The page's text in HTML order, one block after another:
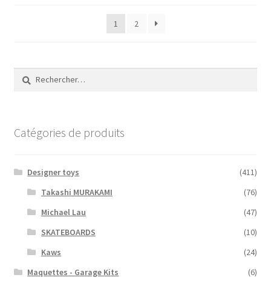
récent
ancien
1 2
Rechercher :
Catégories de produits
Designer toys
(411)
Takashi MURAKAMI
(76)
Michael Lau
(47)
SKATEBOARDS
(10)
Kaws
(24)
Maquettes - Garage Kits
(6)